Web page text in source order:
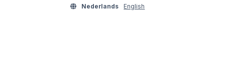
Nederlands
English